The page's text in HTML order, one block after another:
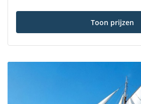
Toon prijzen